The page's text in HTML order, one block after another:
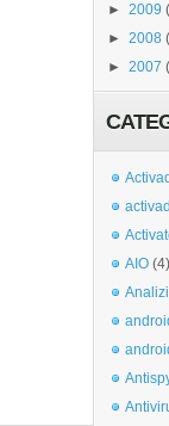
► 2009
► 2008
► 2007
AIO (4)